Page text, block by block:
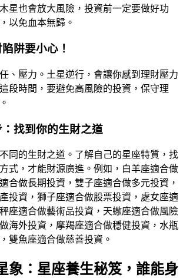
星也會放大風險，投資前一定要做好功
以免血本無歸。
阱要小心！
、壓力。土星逆行，會讓你感到理財壓力
段時間，要避免高風險的投資，保守理
找到你的生財之道
同的生財之道。了解自己的星座特質，找
式，才能財源廣進。例如，白羊座適合做
合做長期投資，雙子座適合做多元投資，
投資，獅子座適合做股票投資，處女座適
座適合做藝術品投資，天蠍座適合做風險
海外投資，摩羯座適合做穩健投資，水瓶
雙魚座適合做慈善投資。
象：星座養生秘笈，誰能身